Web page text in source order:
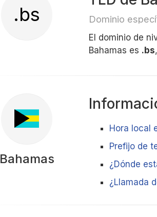
.bs Dominio
El dominio de
Bahamas es .bs
Bahamas
Hora local
Prefijo de
¿Dónde
¿Llamada